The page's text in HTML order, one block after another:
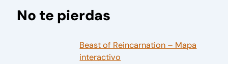
No te pierdas
Beast of Reincarnation – Mapa
interactivo